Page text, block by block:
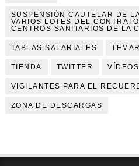
SUSPENSIÓN CAUTELAR DE
VARIOS LOTES DEL
CENTROS SANITARIOS DE LA
TABLAS SALARIALES
TIENDA TWITTER VÍDEOS
VIGILANTES PARA EL
ZONA DE DESCARGAS